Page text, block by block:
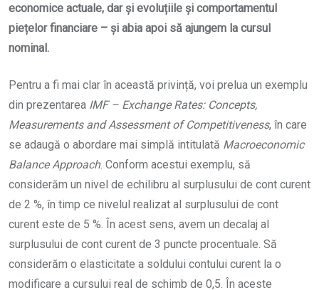
economice actuale, dar și evoluțiile și comportamentul
piețelor financiare – și abia apoi să ajungem la cursul
nominal.
Pentru a fi mai clar în această privință, voi prelua un exemplu
din prezentarea IMF – Exchange Rates: Concepts,
Measurements and Assessment of Competitiveness, în care
se adaugă o abordare mai simplă intitulată Macroeconomic
Balance Approach. Conform acestui exemplu, să
considerăm un nivel de echilibru al surplusului de cont curent
de 2 %, în timp ce nivelul realizat al surplusului de cont
curent este de 5 %. În acest sens, avem un decalaj al
surplusului de cont curent de 3 puncte procentuale. Să
considerăm o elasticitate a soldului contului curent la o
modificare a cursului real de schimb de 0,5. În aceste